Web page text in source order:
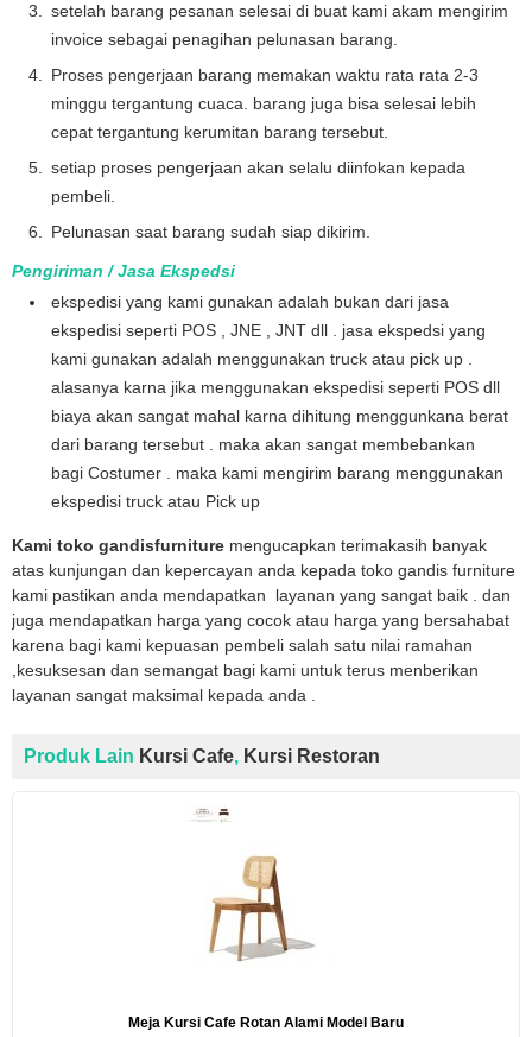
setelah barang pesanan selesai di buat kami akam mengirim
invoice sebagai penagihan pelunasan barang.
Proses pengerjaan barang memakan waktu rata rata 2-3
minggu tergantung cuaca. barang juga bisa selesai lebih
cepat tergantung kerumitan barang tersebut.
setiap proses pengerjaan akan selalu diinfokan kepada
pembeli.
Pelunasan saat barang sudah siap dikirim.
Pengiriman / Jasa Ekspedsi
ekspedisi yang kami gunakan adalah bukan dari jasa
ekspedisi seperti POS , JNE , JNT dll . jasa ekspedsi yang
kami gunakan adalah menggunakan truck atau pick up .
alasanya karna jika menggunakan ekspedisi seperti POS dll
biaya akan sangat mahal karna dihitung menggunkana berat
dari barang tersebut . maka akan sangat membebankan
bagi Costumer . maka kami mengirim barang menggunakan
ekspedisi truck atau Pick up
Kami toko gandisfurniture mengucapkan terimakasih banyak
atas kunjungan dan kepercayan anda kepada toko gandis furniture
kami pastikan anda mendapatkan layanan yang sangat baik . dan
juga mendapatkan harga yang cocok atau harga yang bersahabat
karena bagi kami kepuasan pembeli salah satu nilai ramahan
,kesuksesan dan semangat bagi kami untuk terus menberikan
layanan sangat maksimal kepada anda .
Produk Lain Kursi Cafe, Kursi Restoran
Meja Kursi Cafe Rotan Alami Model Baru